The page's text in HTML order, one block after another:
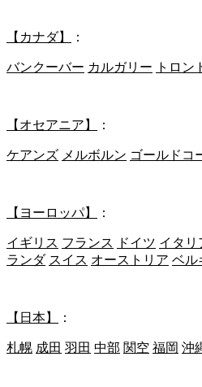
【カナダ】 ：
バンクーバー カルガリー トロン
【オセアニア】 ：
ケアンズ メルボルン ゴールドコ
【ヨーロッパ】 ：
イギリス フランス ドイツ イタリ
ランダ スイス オーストリア ベル
【日本】 ：
札幌 成田 羽田 中部 関空 福岡 沖